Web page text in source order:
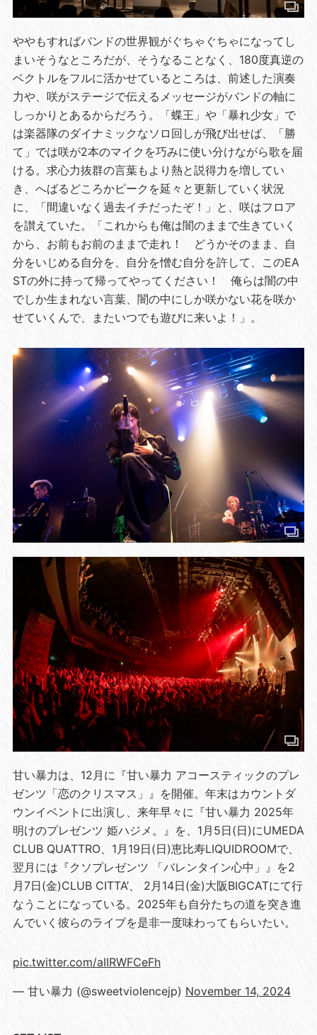
ややもすればバンドの世界観がぐちゃぐちゃになってし
まいそうなところだが、そうなることなく、180度真逆の
ベクトルをフルに活かせているところは、前述した演奏
力や、咲がステージで伝えるメッセージがバンドの軸に
しっかりとあるからだろう。「蝶王」や「暴れ少女」で
は楽器隊のダイナミックなソロ回しが飛び出せば、「勝
て」では咲が2本のマイクを巧みに使い分けながら歌を届
ける。求心力抜群の言葉もより熱と説得力を増してい
き、へばるどころかピークを延々と更新していく状況
に、「間違いなく過去イチだったぞ！」と、咲はフロア
を讃えていた。「これからも俺は闇のままで生きていく
から、お前もお前のままで走れ！ どうかそのまま、自
分をいじめる自分を、自分を憎む自分を許して、このEA
STの外に持って帰ってやってください！ 俺らは闇の中
でしか生まれない言葉、闇の中にしか咲かない花を咲か
せていくんで、またいつでも遊びに来いよ！」。
甘い暴力は、12月に『甘い暴力 アコースティックのプレ
ゼンツ「恋のクリスマス」』を開催。年末はカウントダ
ウンイベントに出演し、来年早々に『甘い暴力 2025年
明けのプレゼンツ 姫ハジメ。』を、1月5日(日)にUMEDA
CLUB QUATTRO、1月19日(日)恵比寿LIQUIDROOMで、
翌月には『クソプレゼンツ 「バレンタイン心中」』を2
月7日(金)CLUB CITTA’、 2月14日(金)大阪BIGCATにて行
なうことになっている。2025年も自分たちの道を突き進
んでいく彼らのライブを是非一度味わってもらいたい。
pic.twitter.com/aIIRWFCeFh
— 甘い暴力 (@sweetviolencejp) November 14, 2024